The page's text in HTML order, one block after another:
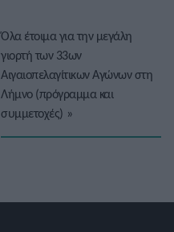
Όλα έτοιμα για την μεγάλη
γιορτή των 33ων
Αιγαιοπελαγίτικων Αγώνων στη
Λήμνο (πρόγραμμα και
συμμετοχές) »